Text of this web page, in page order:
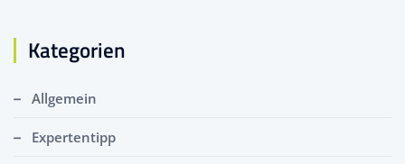
Kategorien
Allgemein
Expertentipp